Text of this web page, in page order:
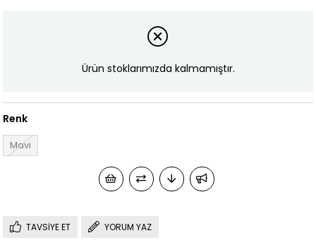
Ürün stoklarımızda kalmamıştır.
Renk
Mavi
TAVSIYE ET YORUM YAZ